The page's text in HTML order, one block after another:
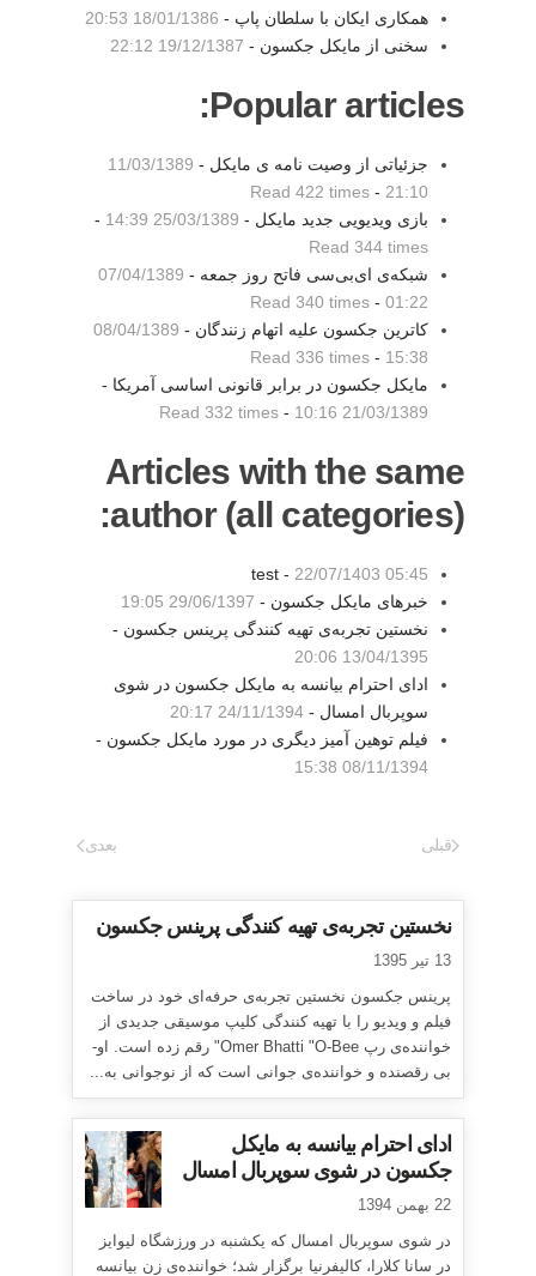
همکاری ایکان با سلطان پاپ - 18/01/1386 20:53
سخنی از مایکل جکسون - 19/12/1387 22:12
Popular articles:
جزئیاتی از وصیت نامه ی مایکل - 11/03/1389
21:10
-
Read 422 times
بازی ویدیویی جدید مایکل - 25/03/1389 14:39
-
Read 344 times
شبکه‌ی ای‌بی‌سی فاتح روز جمعه - 07/04/1389
01:22
-
Read 340 times
کاترین جکسون علیه اتهام زنندگان - 08/04/1389
15:38
-
Read 336 times
مایکل جکسون در برابر قانونی اساسی آمریکا -
21/03/1389 10:16
-
Read 332 times
Articles with the same
author (all categories):
test -22/07/1403 05:45
خبرهای مایکل جکسون - 29/06/1397 19:05
نخستین تجربه‌ی تهیه کنندگی پرینس جکسون -
13/04/1395 20:06
ادای احترام بیانسه به مایکل جکسون در شوی
سوپربال امسال - 24/11/1394 20:17
فیلم توهین آمیز دیگری در مورد مایکل جکسون -
08/11/1394 15:38
قبلی بعدی
نخستین تجربه‌ی تهیه کنندگی پرینس جکسون
13 تیر 1395
پرینس جکسون نخستین تجربه‌ی حرفه‌ای خود در ساخت
فیلم و ویدیو را با تهیه کنندگی کلیپ موسیقی جدیدی از
خواننده‌ی رپ Omer Bhatti "O-Bee" رقم زده است. او-
بی رقصنده و خواننده‌ی جوانی است که از نوجوانی به...
ادای احترام بیانسه به مایکل
جکسون در شوی سوپربال امسال
22 بهمن 1394
در شوی سوپربال امسال که یکشنبه در ورزشگاه لیوایز
در سانا کلارا، کالیفرنیا برگزار شد؛ خواننده‌ی زن بیانسه